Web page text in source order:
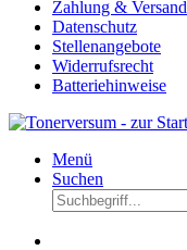
Zahlung & Versand
Datenschutz
Stellenangebote
Widerrufsrecht
Batteriehinweise
Menü
Suchen